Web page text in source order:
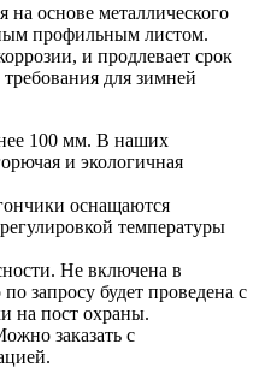
на основе металлического
профильным листом.
и продлевает срок
для зимней
100 мм. В наших
и экологичная
оснащаются
температуры
Не включена в
запросу будет проведена с
на пост охраны.
заказать с